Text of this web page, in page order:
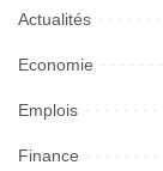
Actualités
Economie
Emplois
Finance